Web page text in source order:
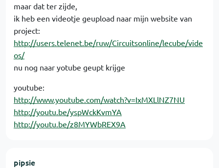
maar dat ter zijde,
ik heb een videotje geupload naar mijn website van
project:
http://users.telenet.be/ruw/Circuitsonline/lecube/vide
os/
nu nog naar yotube geupt krijge
youtube:
http://www.youtube.com/watch?v=IxMXLlNZ7NU
http://youtu.be/yspWckKvmYA
http://youtu.be/z8MYWbREX9A
pipsie